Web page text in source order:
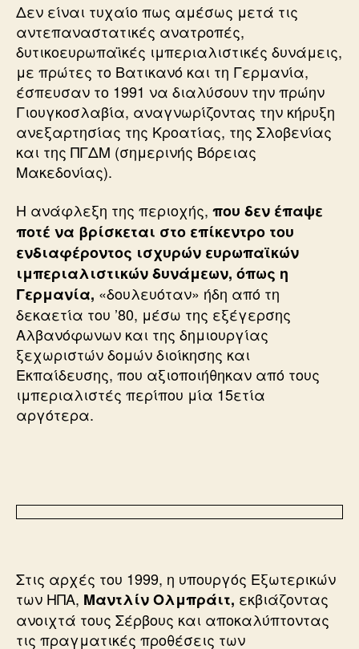
Δεν είναι τυχαίο πως αμέσως μετά τις
αντεπαναστατικές ανατροπές,
δυτικοευρωπαϊκές ιμπεριαλιστικές δυνάμεις,
με πρώτες το Βατικανό και τη Γερμανία,
έσπευσαν το 1991 να διαλύσουν την πρώην
Γιουγκοσλαβία, αναγνωρίζοντας την κήρυξη
ανεξαρτησίας της Κροατίας, της Σλοβενίας
και της ΠΓΔΜ (σημερινής Βόρειας
Μακεδονίας).
Η ανάφλεξη της περιοχής, που δεν έπαψε
ποτέ να βρίσκεται στο επίκεντρο του
ενδιαφέροντος ισχυρών ευρωπαϊκών
ιμπεριαλιστικών δυνάμεων, όπως η
Γερμανία, «δουλευόταν» ήδη από τη
δεκαετία του ’80, μέσω της εξέγερσης
Αλβανόφωνων και της δημιουργίας
ξεχωριστών δομών διοίκησης και
Εκπαίδευσης, που αξιοποιήθηκαν από τους
ιμπεριαλιστές περίπου μία 15ετία
αργότερα.
Στις αρχές του 1999, η υπουργός Εξωτερικών
των ΗΠΑ, Μαντλίν Ολμπράιτ, εκβιάζοντας
ανοιχτά τους Σέρβους και αποκαλύπτοντας
τις πραγματικές προθέσεις των